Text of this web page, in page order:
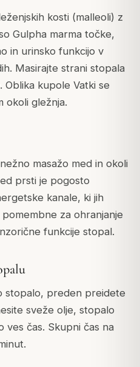
kosti (malleoli) z
Gulpha marma točke,
in urinsko funkcijo v
Masirajte strani stopala
kupole Vatki se
okoli gležnja.
masažo med in okoli
prsti je pogosto
kanale, ki jih
za ohranjanje
funkcije stopal.
stopalo, preden preidete
sveže olje, stopalo
ves čas. Skupni čas na